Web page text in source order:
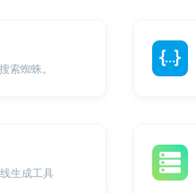
索蜘蛛。
生成工具